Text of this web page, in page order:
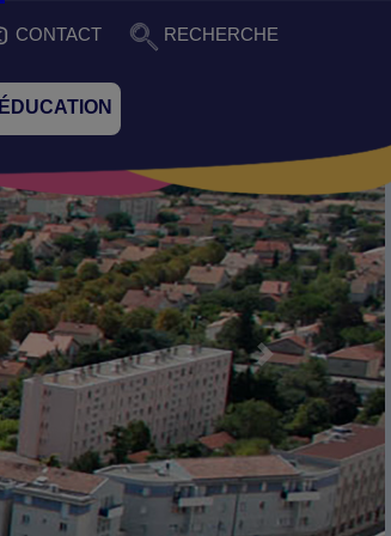
CONTACT RECHERCHE
ÉDUCATION
Suivant